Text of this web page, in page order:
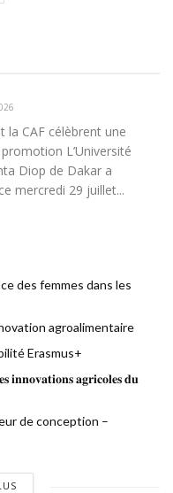
la CAF célèbrent une
L’Université
Diop de Dakar a
mercredi 29 juillet...
des femmes dans les
agroalimentaire
Erasmus+
𝐢𝐧𝐧𝐨𝐯𝐚𝐭𝐢𝐨𝐧𝐬 𝐚𝐠𝐫𝐢𝐜𝐨𝐥𝐞𝐬 𝐝𝐮
de conception –